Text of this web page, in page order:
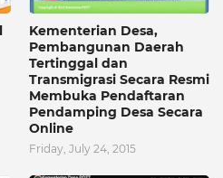
Kementerian Desa,
Pembangunan Daerah
Tertinggal dan
Transmigrasi Secara Resmi
Membuka Pendaftaran
Pendamping Desa Secara
Online
Friday, July 24, 2015